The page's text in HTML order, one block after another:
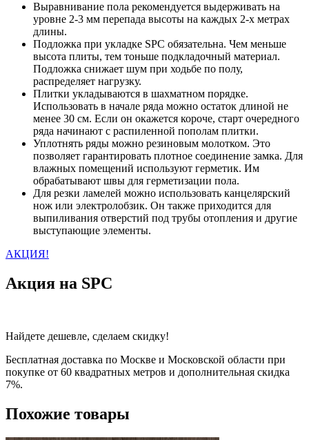
Выравнивание пола рекомендуется выдерживать на
уровне 2-3 мм перепада высоты на каждых 2-х метрах
длины.
Подложка при укладке SPC обязательна. Чем меньше
высота плиты, тем тоньше подкладочный материал.
Подложка снижает шум при ходьбе по полу,
распределяет нагрузку.
Плитки укладываются в шахматном порядке.
Использовать в начале ряда можно остаток длиной не
менее 30 см. Если он окажется короче, старт очередного
ряда начинают с распиленной пополам плитки.
Уплотнять ряды можно резиновым молотком. Это
позволяет гарантировать плотное соединение замка. Для
влажных помещений используют герметик. Им
обрабатывают швы для герметизации пола.
Для резки ламелей можно использовать канцелярский
нож или электролобзик. Он также приходится для
выпиливания отверстий под трубы отопления и другие
выступающие элементы.
АКЦИЯ!
Акция на SPC
Найдете дешевле, сделаем скидку!
Бесплатная доставка по Москве и Московской области при
покупке от 60 квадратных метров и дополнительная скидка
7%.
Похожие товары